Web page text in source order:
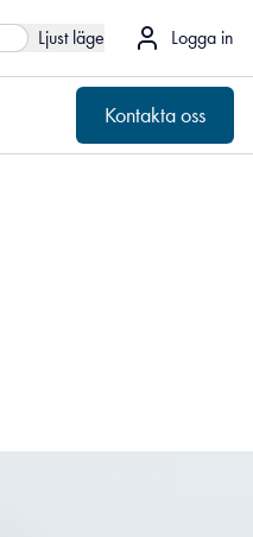
Ljust läge Logga in
Kontakta oss
Kontakta oss